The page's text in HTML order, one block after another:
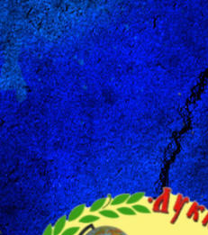
Перейти
до
вмісту